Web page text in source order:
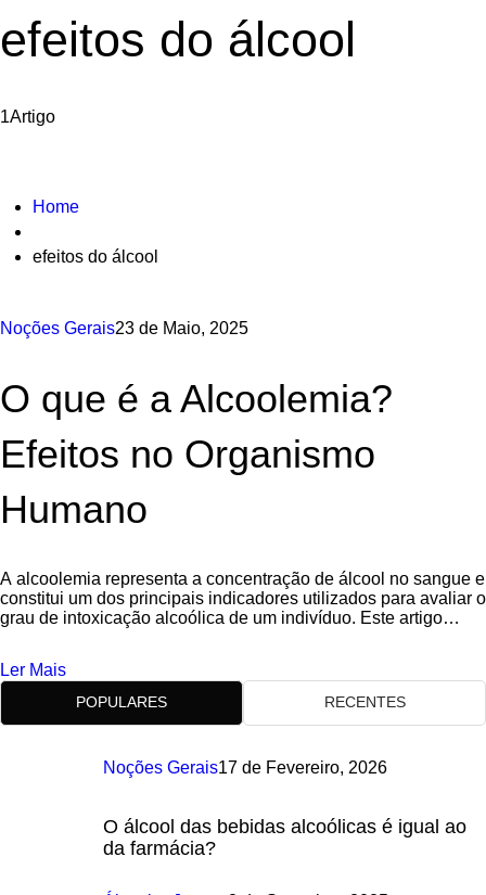
efeitos do álcool
1Artigo
Home
efeitos do álcool
Noções Gerais23 de Maio, 2025
O que é a Alcoolemia?
Efeitos no Organismo
Humano
A alcoolemia representa a concentração de álcool no sangue e
constitui um dos principais indicadores utilizados para avaliar o
grau de intoxicação alcoólica de um indivíduo. Este artigo
Ler Mais
POPULARES RECENTES
Noções Gerais17 de Fevereiro, 2026
O álcool das bebidas alcoólicas é igual ao
da farmácia?